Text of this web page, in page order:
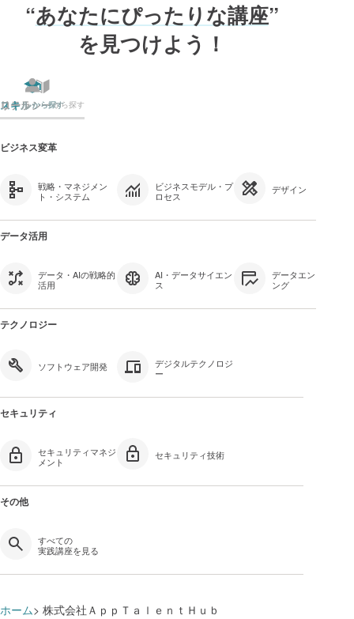
“あなたにぴったりな講座”
を見つけよう！
リテラシーから探す
スキルから探す
ビジネス変革
戦略・マネジメン
ト・システム
ビジネスモデル・プ
ロセス
デザイン
データ活用
データ・AIの戦略的
活用
AI・データサイエン
ス
データエンジニアリ
ング
テクノロジー
ソフトウェア開発
デジタルテクノロジ
ー
セキュリティ
セキュリティマネジ
メント
セキュリティ技術
その他
すべての
実践講座を見る
ロールから探す
ホーム 株式会社ＡｐｐＴａｌｅｎｔＨｕｂ